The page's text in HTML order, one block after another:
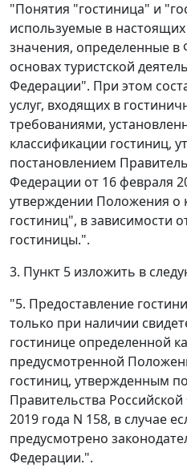
"Понятия "гостиница" и
используемые в
значения, определенные
основах туристской
Федерации". При этом
услуг, входящих в
требованиями,
классификации гостиниц,
постановлением
Федерации от 16 февраля
утверждении Положения о
гостиниц", в зависимости
гостиницы.".
3. Пункт 5 изложить в
"5. Предоставление
только при наличии
гостинице определенной
предусмотренной
гостиниц, утвержденным
Правительства
2019 года N 158, в случае
предусмотрено
Федерации.".